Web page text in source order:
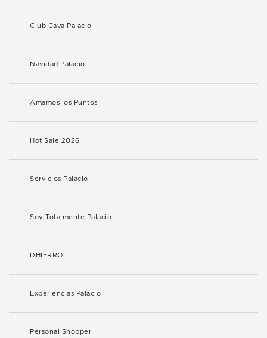
Club Cava Palacio
Navidad Palacio
Amamos los Puntos
Hot Sale 2026
Servicios Palacio
Soy Totalmente Palacio
DHIERRO
Experiencias Palacio
Personal Shopper